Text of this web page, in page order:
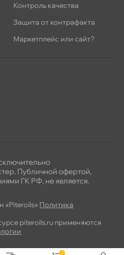
Контроль качества
Защита от контрафакта
Маркетплейс или сайт?
«Piteroils» Политика
piteroils.ru применяются
Публичной офертой,
ГК РФ, не является.
0